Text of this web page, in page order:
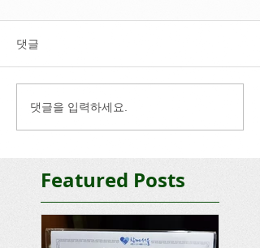
댓글
댓글을 입력하세요.
Featured Posts